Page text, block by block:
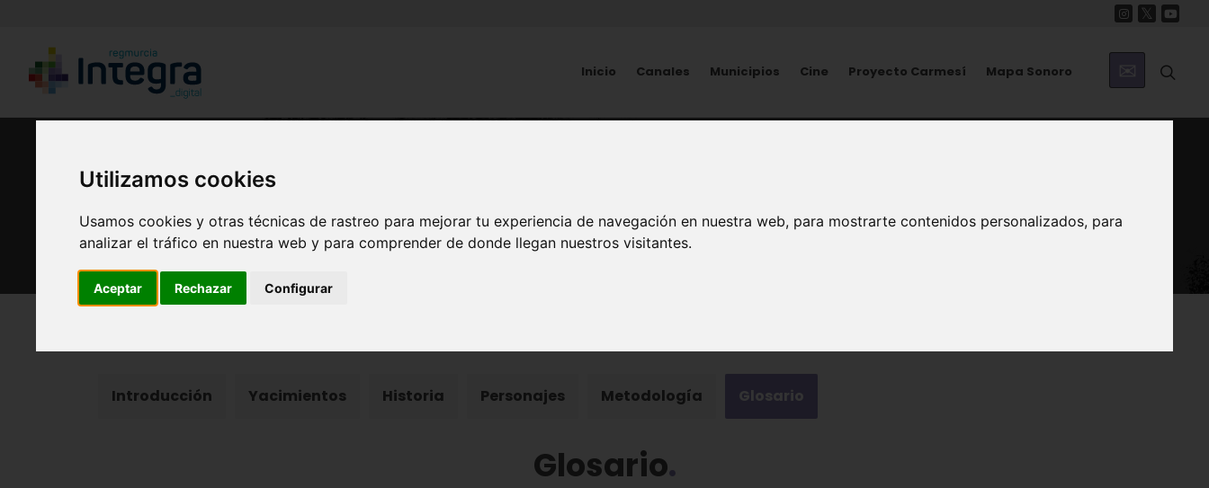
Utilizamos cookies
Usamos cookies y otras técnicas de rastreo para mejorar tu experiencia de navegación en nuestra web, para mostrarte contenidos personalizados, para
analizar el tráfico en nuestra web y para comprender de donde llegan nuestros visitantes.
Aceptar Rechazar Configurar
Inicio Canales Municipios Cine Proyecto Carmesí Mapa Sonoro
Arqueología en la Región de Murcia
Introducción Yacimientos Historia Personajes Metodología Glosario
Glosario